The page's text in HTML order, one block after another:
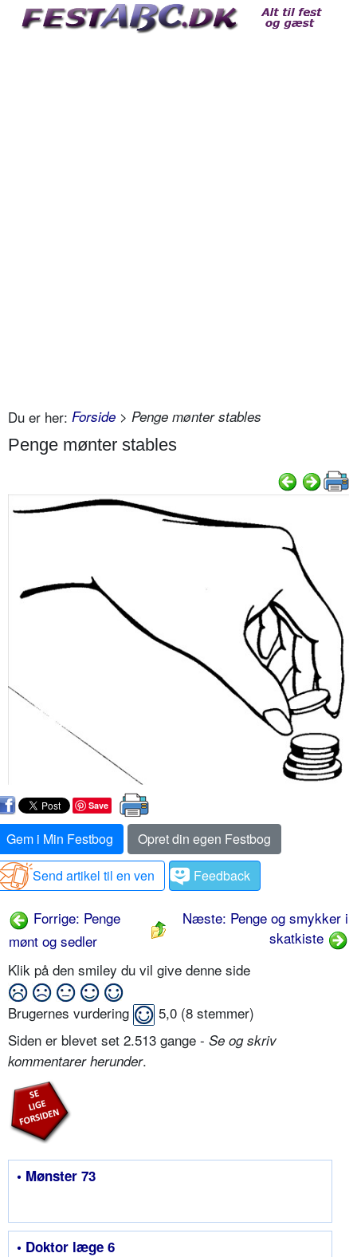
Du er her: Forside > Penge mønter stables
Penge mønter stables
Save
Gem i Min Festbog
Opret din egen Festbog
Send artikel til en ven
Feedback
Forrige: Penge
mønt og sedler
Næste: Penge og smykker i
skatkiste
Klik på den smiley du vil give denne side
Brugernes vurdering 5,0 (8 stemmer)
Siden er blevet set 2.513 gange - Se og skriv
kommentarer herunder.
• Mønster 73
• Doktor læge 6